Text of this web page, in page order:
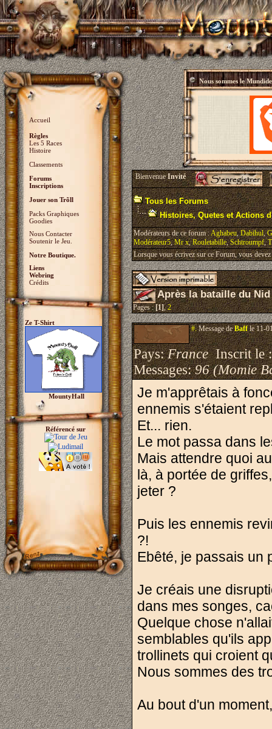
Accueil
Règles
Les 5 Races
Histoire
Classements
Forums
Inscriptions
Jouer son Trõll
Packs Graphiques
Goodies
Nous Contacter
Soutenir le Jeu.
Notre Boutique.
Liens
Webring
Crédits
Ze T-Shirt
MountyHall
Référencé sur
Nous sommes le
BienvenueInvité
Tous les Forums
Histoires, Quetes et Actions
Modérateurs de ce forum :Aghabeu,Dabihul,
Modérateur5,Mr x,Rouletabille,Schtroumpf,
Lorsque vous écrivez sur ce Forum, vous
Après la bataille du
Pages :[1],2
#.Message deBaffle 11-
Pays:FranceInscrit le
Messages:96 (Momie
Je m'apprêtais à
ennemis s'étaient
Et... rien.
Le mot passa dans
Mais attendre quoi
là, à portée de
jeter ?
Puis les ennemis
?!
Ebêté, je passais un
Je créais une
dans mes songes,
Quelque chose
semblables qu'ils
trollinets qui croient
Nous sommes des
Au bout d'un